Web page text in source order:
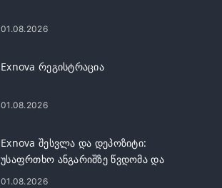
01.08.2026
Exnova რეგისტრაცია
01.08.2026
Exnova შესვლა და დეპოზიტი:
უსაფრთხო ანგარიშზე წვდომა და
დაფინანსება
01.08.2026